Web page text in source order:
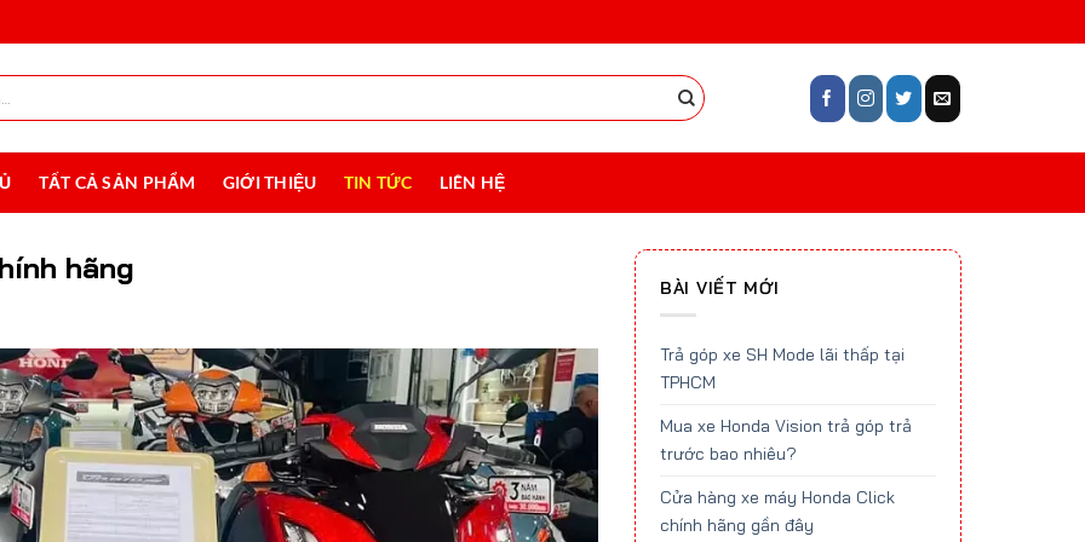
TẤT CẢ SẢN PHẨM GIỚI THIỆU TIN TỨC LIÊN HỆ
hãng
BÀI VIẾT MỚI
Trả góp xe SH Mode lãi thấp tại
TPHCM
Mua xe Honda Vision trả góp trả
trước bao nhiêu?
Cửa hàng xe máy Honda Click
chính hãng gần đây